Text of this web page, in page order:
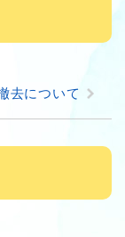
去について